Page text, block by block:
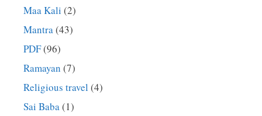
Maa Kali (2)
Mantra(43)
PDF(96)
Ramayan (7)
Religious travel (4)
Sai Baba(1)